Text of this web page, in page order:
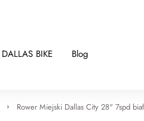
DALLAS BIKE Blog
Rower Miejski Dallas City 28" 7spd